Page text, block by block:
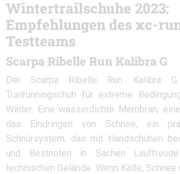
Wintertrailschuhe 2023:
Empfehlungen des xc-
Testteams
Scarpa Ribelle Run Kalibra G
Der Scarpa Ribelle Run Kalibra
Trailrunningschuh für extreme
Winter. Eine wasserdichte Membran,
das Eindringen von Schnee, ein
Schnürsystem, das mit Handschuhen
und Bestnoten in Sachen
technischen Gelände. Wenn Kälte,